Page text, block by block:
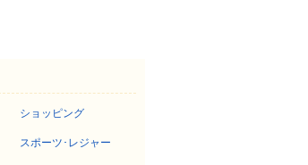
ショッピング
スポーツ･レジャー